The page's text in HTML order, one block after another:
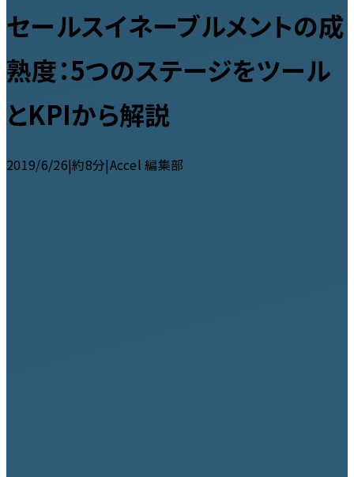
セールスイネーブルメントの成
熟度：5つのステージをツール
とKPIから解説
2019/6/26|約8分|Accel 編集部